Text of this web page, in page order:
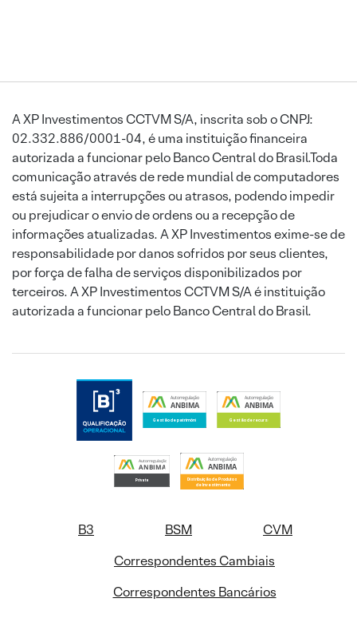
A XP Investimentos CCTVM S/A, inscrita sob o CNPJ:
02.332.886/0001-04, é uma instituição financeira
autorizada a funcionar pelo Banco Central do Brasil.Toda
comunicação através de rede mundial de computadores
está sujeita a interrupções ou atrasos, podendo impedir
ou prejudicar o envio de ordens ou a recepção de
informações atualizadas. A XP Investimentos exime-se de
responsabilidade por danos sofridos por seus clientes,
por força de falha de serviços disponibilizados por
terceiros. A XP Investimentos CCTVM S/A é instituição
autorizada a funcionar pelo Banco Central do Brasil.
B3 BSM
CVM
Correspondentes Cambiais
Correspondentes Bancários